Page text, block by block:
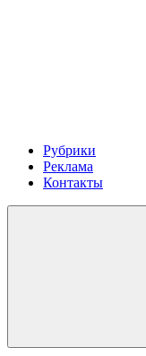
Рубрики
Реклама
Контакты